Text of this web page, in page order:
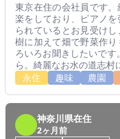
東京在住の会社員です
楽をしており、ピアノ
られているとお見受け
樹に加えて畑で野菜作
ろいろお聞きしたいで
ら。綺麗なお水の道志村
永住
趣味 農園
神奈川県在住
2ヶ月前